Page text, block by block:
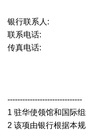
银行联系人:
联系电话:
传真电话:
------------------------------
1 驻华使领馆和国际组
2 该项由银行根据本